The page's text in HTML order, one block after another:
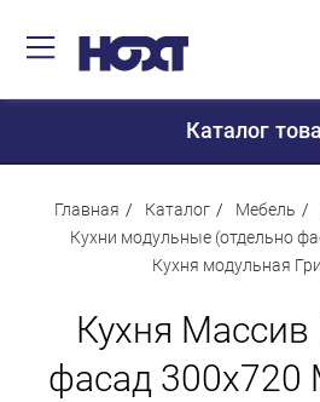
Каталог
Для кухни
Сантехника
Главная Каталог Мебель
Кухни модульные (отдельно
Кухня модульная
Кухня
фасад